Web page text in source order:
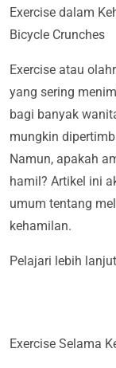
Exercise dalam
Bicycle Crunches
Exercise atau
yang sering
bagi banyak
mungkin
Namun, apakah
hamil? Artikel ini
umum tentang
kehamilan.
Pelajari lebih lanjut
Exercise Selama